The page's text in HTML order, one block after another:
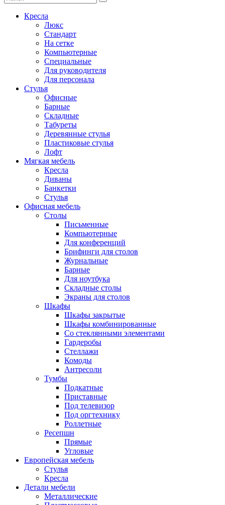
Кресла
Люкс
Стандарт
На сетке
Компьютерные
Специальные
Для руководителя
Для персонала
Стулья
Офисные
Барные
Складные
Табуреты
Деревянные стулья
Пластиковые стулья
Лофт
Мягкая мебель
Кресла
Диваны
Банкетки
Стулья
Офисная мебель
Столы
Письменные
Компьютерные
Для конференций
Брифинги для столов
Журнальные
Барные
Для ноутбука
Складные столы
Экраны для столов
Шкафы
Шкафы закрытые
Шкафы комбинированные
Со стеклянными элементами
Гардеробы
Стеллажи
Комоды
Антресоли
Тумбы
Подкатные
Приставные
Под телевизор
Под оргтехнику
Роллетные
Ресепшн
Прямые
Угловые
Европейская мебель
Стулья
Кресла
Детали мебели
Металлические